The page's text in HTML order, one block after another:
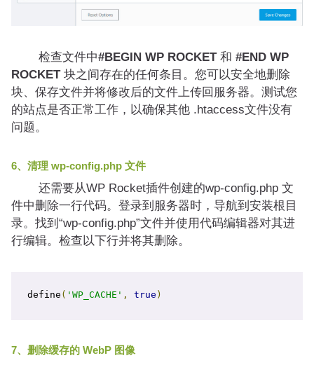
检查文件中#BEGIN WP ROCKET 和 #END WP
ROCKET 块之间存在的任何条目。您可以安全地删除
块、保存文件并将修改后的文件上传回服务器。测试您
的站点是否正常工作，以确保其他 .htaccess文件没有
问题。
6、清理 wp-config.php 文件
还需要从WP Rocket插件创建的wp-config.php 文
件中删除一行代码。登录到服务器时，导航到安装根目
录。找到“wp-config.php”文件并使用代码编辑器对其进
行编辑。检查以下行并将其删除。
define ( 'WP_CACHE' , true )
7、删除缓存的 WebP 图像